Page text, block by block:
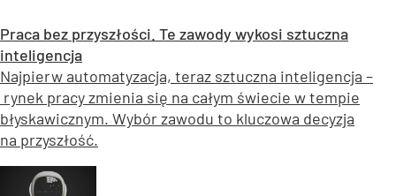
Praca bez przyszłości. Te zawody wykosi sztuczna
inteligencja
Najpierw automatyzacja, teraz sztuczna inteligencja –
rynek pracy zmienia się na całym świecie w tempie
błyskawicznym. Wybór zawodu to kluczowa decyzja
na przyszłość.